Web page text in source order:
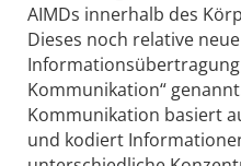
AIMDs innerhalb des
Dieses noch relative
Kommunikation“
Kommunikation basiert
und kodiert